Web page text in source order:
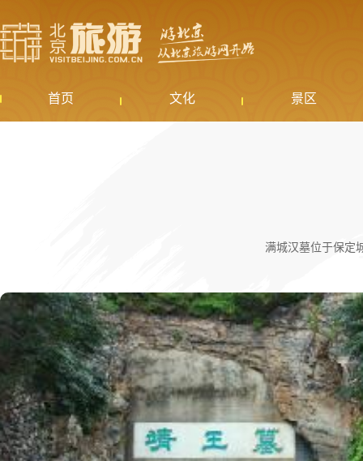
首页 文化 景区
满城汉墓位于保定